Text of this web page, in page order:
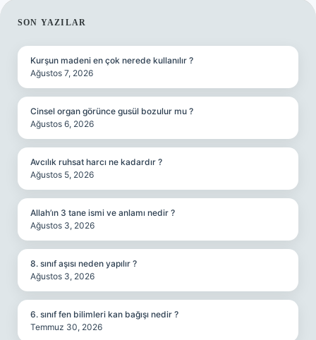
SIDEBAR
SON YAZILAR
Kurşun madeni en çok nerede kullanılır ?
Ağustos 7, 2026
Cinsel organ görünce gusül bozulur mu ?
Ağustos 6, 2026
Avcılık ruhsat harcı ne kadardır ?
Ağustos 5, 2026
Allah’ın 3 tane ismi ve anlamı nedir ?
Ağustos 3, 2026
8. sınıf aşısı neden yapılır ?
Ağustos 3, 2026
6. sınıf fen bilimleri kan bağışı nedir ?
Temmuz 30, 2026